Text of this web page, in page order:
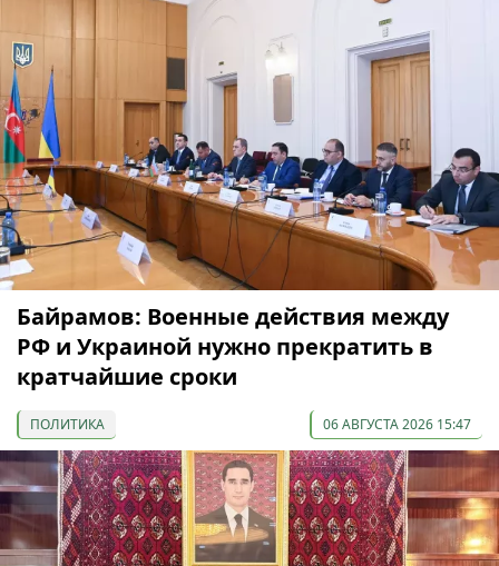
Байрамов: Военные действия между
РФ и Украиной нужно прекратить в
кратчайшие сроки
ПОЛИТИКА 06 АВГУСТА 2026 15:47